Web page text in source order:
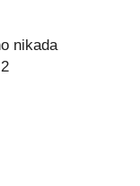
nikada